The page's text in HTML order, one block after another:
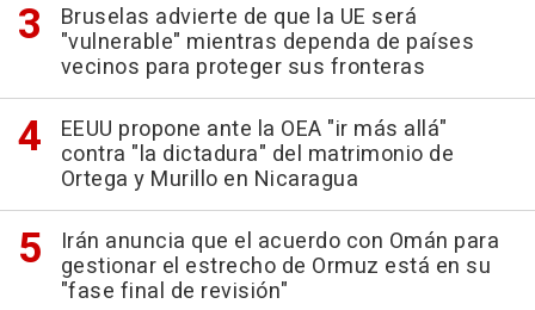
Bruselas advierte de que la UE será
"vulnerable" mientras dependa de países
vecinos para proteger sus fronteras
EEUU propone ante la OEA "ir más allá"
contra "la dictadura" del matrimonio de
Ortega y Murillo en Nicaragua
Irán anuncia que el acuerdo con Omán para
gestionar el estrecho de Ormuz está en su
"fase final de revisión"